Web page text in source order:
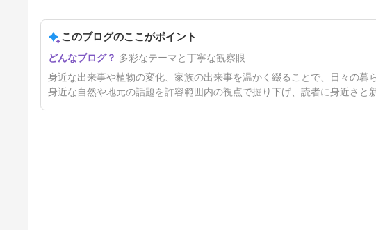
行った
4日前このブログのここがポイント
多彩なテーマと丁寧な観察眼
身近な出来事や植物の変化、家族の出来事を温かく綴ることで、日々の暮
身近な自然や地元の話題を許容範囲内の視点で掘り下げ、読者に身近さと